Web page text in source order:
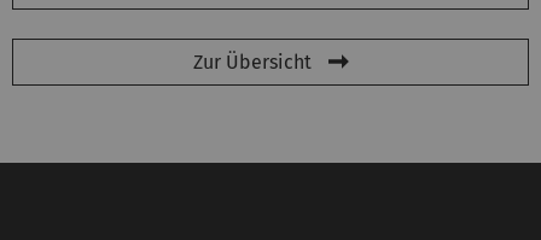
Zur Übersicht